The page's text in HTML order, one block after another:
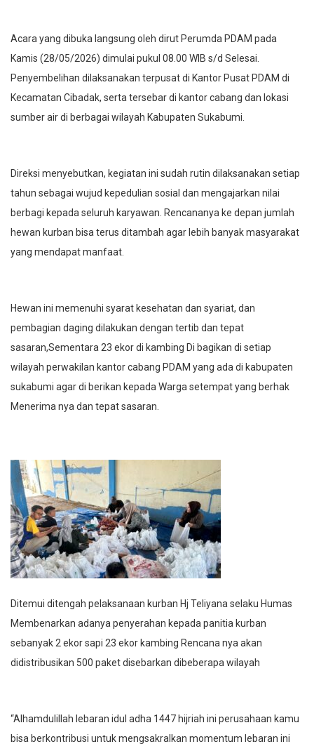
Acara yang dibuka langsung oleh dirut Perumda PDAM pada
Kamis (28/05/2026) dimulai pukul 08.00 WIB s/d Selesai.
Penyembelihan dilaksanakan terpusat di Kantor Pusat PDAM di
Kecamatan Cibadak, serta tersebar di kantor cabang dan lokasi
sumber air di berbagai wilayah Kabupaten Sukabumi.
Direksi menyebutkan, kegiatan ini sudah rutin dilaksanakan setiap
tahun sebagai wujud kepedulian sosial dan mengajarkan nilai
berbagi kepada seluruh karyawan. Rencananya ke depan jumlah
hewan kurban bisa terus ditambah agar lebih banyak masyarakat
yang mendapat manfaat.
Hewan ini memenuhi syarat kesehatan dan syariat, dan
pembagian daging dilakukan dengan tertib dan tepat
sasaran,Sementara 23 ekor di kambing Di bagikan di setiap
wilayah perwakilan kantor cabang PDAM yang ada di kabupaten
sukabumi agar di berikan kepada Warga setempat yang berhak
Menerima nya dan tepat sasaran.
Ditemui ditengah pelaksanaan kurban Hj Teliyana selaku Humas
Membenarkan adanya penyerahan kepada panitia kurban
sebanyak 2 ekor sapi 23 ekor kambing Rencana nya akan
didistribusikan 500 paket disebarkan dibeberapa wilayah
“Alhamdulillah lebaran idul adha 1447 hijriah ini perusahaan kamu
bisa berkontribusi untuk mengsakralkan momentum lebaran ini